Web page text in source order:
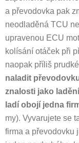
a převodovka pak
neodladěná TCU
upravenou ECU
kolísání otáček při
naopak příliš
naladit
znalosti jako
ladí obojí jedna
my). Vyvarujete se
firma a převodovku